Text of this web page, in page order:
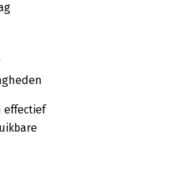
effectief